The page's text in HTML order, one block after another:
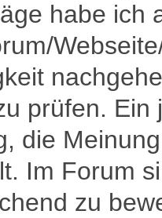
habe ich
prüfen.
die
Im Forum
zu